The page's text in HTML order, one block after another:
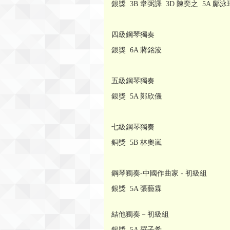
銀獎 3B 韋弼譯 3D 陳奕之 5A 鄺泳
四級鋼琴獨奏
銀獎 6A 蔣銘浚
五級鋼琴獨奏
銀獎 5A 鄭欣儀
七級鋼琴獨奏
銅獎 5B 林奧嵐
鋼琴獨奏-中國作曲家 - 初級組
銀獎 5A 張藝霖
結他獨奏－初級組